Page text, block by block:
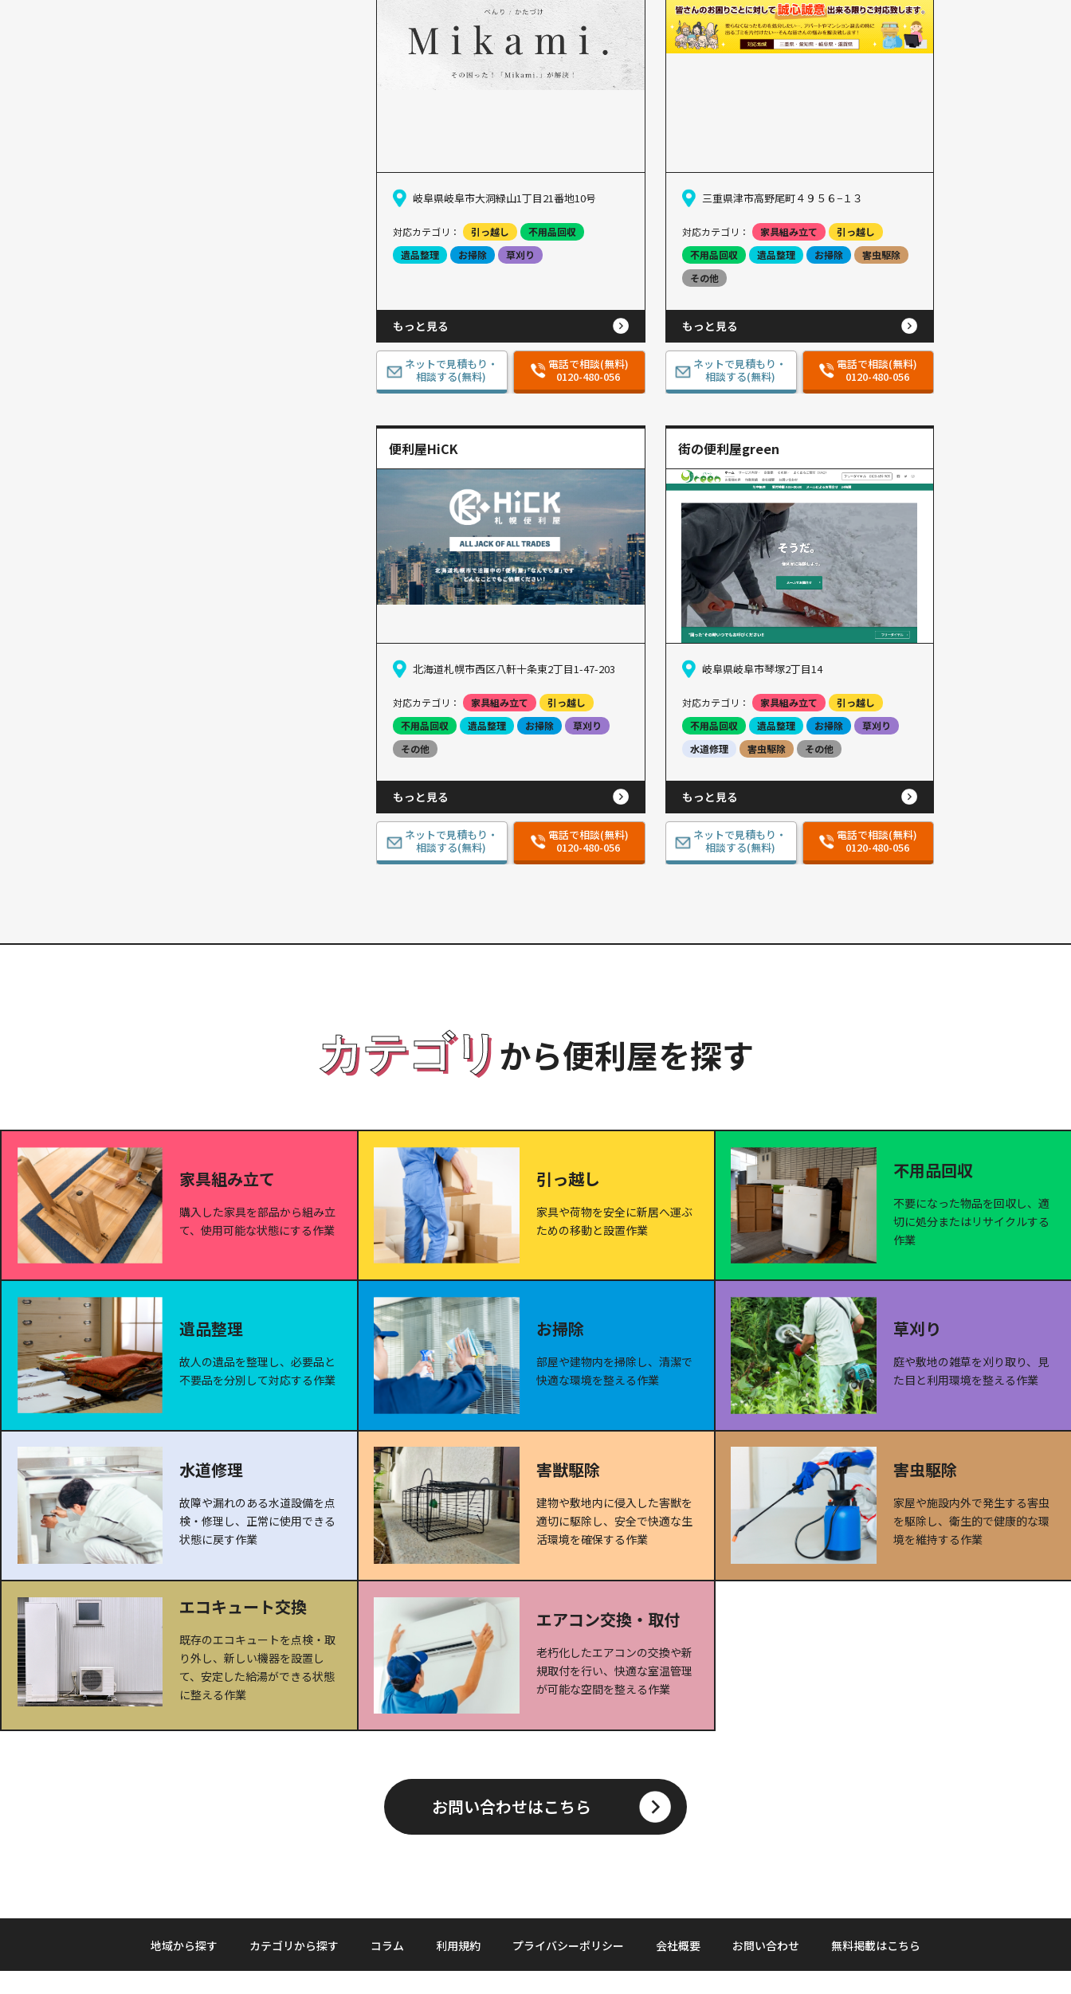
岐阜県岐阜市大洞緑山1丁目21番地10号
対応カテゴリ： 引っ越し
不用品回収
遺品整理
お掃除 草刈り
もっと見る
ネットで見積もり・
相談する(無料)
電話で相談(無料)
0120-480-056
三重県津市高野尾町４９５６−１３
対応カテゴリ： 家具組み立て
引っ越し
不用品回収
遺品整理 お掃除
害虫駆除
その他
もっと見る
ネットで見積もり・
相談する(無料)
電話で相談(無料)
0120-480-056
便利屋HiCK
北海道札幌市西区八軒十条東2丁目1-47-203
対応カテゴリ： 家具組み立て
引っ越し
不用品回収
遺品整理 お掃除
草刈り
その他
もっと見る
ネットで見積もり・
相談する(無料)
電話で相談(無料)
0120-480-056
街の便利屋green
岐阜県岐阜市琴塚2丁目14
対応カテゴリ： 家具組み立て
引っ越し
不用品回収
遺品整理 お掃除
草刈り
水道修理
害虫駆除 その他
もっと見る
ネットで見積もり・
相談する(無料)
電話で相談(無料)
0120-480-056
カテゴリから便利屋を探す
家具組み立て
購入した家具を部品から組み立
て、使用可能な状態にする作業
引っ越し
家具や荷物を安全に新居へ運ぶ
ための移動と設置作業
不用品回収
不要になった物品を回収し、適
切に処分またはリサイクルする
作業
遺品整理
故人の遺品を整理し、必要品と
不要品を分別して対応する作業
お掃除
部屋や建物内を掃除し、清潔で
快適な環境を整える作業
草刈り
庭や敷地の雑草を刈り取り、見
た目と利用環境を整える作業
水道修理
故障や漏れのある水道設備を点
検・修理し、正常に使用できる
状態に戻す作業
害獣駆除
建物や敷地内に侵入した害獣を
適切に駆除し、安全で快適な生
活環境を確保する作業
害虫駆除
家屋や施設内外で発生する害虫
を駆除し、衛生的で健康的な環
境を維持する作業
エコキュート交換
既存のエコキュートを点検・取
り外し、新しい機器を設置し
て、安定した給湯ができる状態
に整える作業
エアコン交換・取付
老朽化したエアコンの交換や新
規取付を行い、快適な室温管理
が可能な空間を整える作業
お問い合わせはこちら
地域から探す カテゴリから探す コラム 利用規約 プライバシーポリシー 会社概要 お問い合わせ 無料掲載はこちら